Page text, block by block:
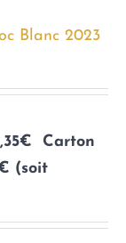
Blanc 2023
Carton
(soit